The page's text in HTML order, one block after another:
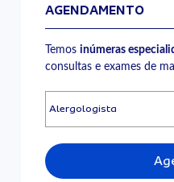
AGENDAMENTO
Temosinúmeras
consultas e exames de